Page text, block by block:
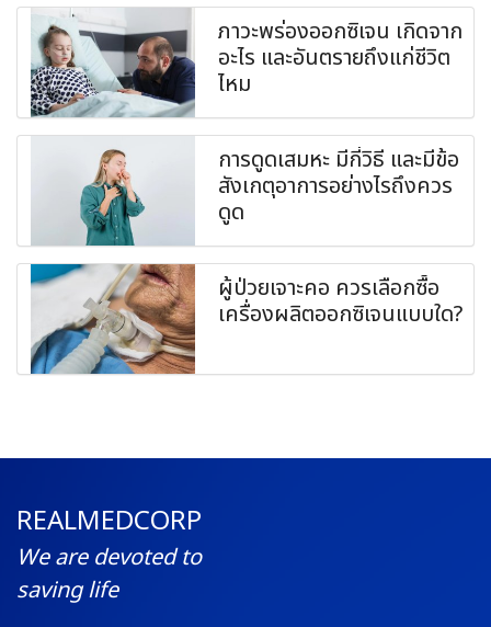
ภาวะพร่องออกซิเจน เกิดจาก
อะไร และอันตรายถึงแก่ชีวิต
ไหม
การดูดเสมหะ มีกี่วิธี และมีข้อ
สังเกตุอาการอย่างไรถึงควร
ดูด
ผู้ป่วยเจาะคอ ควรเลือกซื้อ
เครื่องผลิตออกซิเจนแบบใด?
REALMEDCORP
We are devoted to
saving life